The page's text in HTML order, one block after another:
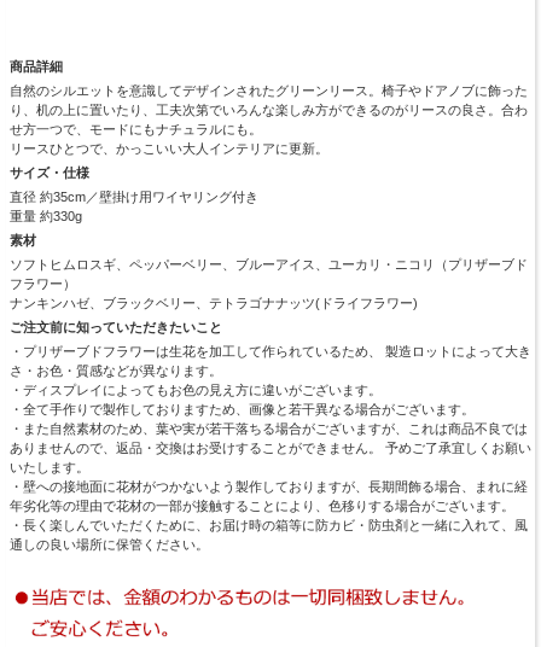
商品詳細
自然のシルエットを意識してデザインされたグリーンリース。椅子やドアノブに飾った
り、机の上に置いたり、工夫次第でいろんな楽しみ方ができるのがリースの良さ。合わ
せ方一つで、モードにもナチュラルにも。
リースひとつで、かっこいい大人インテリアに更新。
サイズ・仕様
直径 約35cm／壁掛け用ワイヤリング付き
重量 約330g
素材
ソフトヒムロスギ、ペッパーベリー、ブルーアイス、ユーカリ・ニコリ（プリザーブド
フラワー）
ナンキンハゼ、ブラックベリー、テトラゴナナッツ(ドライフラワー)
ご注文前に知っていただきたいこと
・プリザーブドフラワーは生花を加工して作られているため、 製造ロットによって大き
さ・お色・質感などが異なります。
・ディスプレイによってもお色の見え方に違いがございます。
・全て手作りで製作しておりますため、画像と若干異なる場合がございます。
・また自然素材のため、葉や実が若干落ちる場合がございますが、これは商品不良では
ありませんので、返品・交換はお受けすることができません。 予めご了承宜しくお願い
いたします。
・壁への接地面に花材がつかないよう製作しておりますが、長期間飾る場合、まれに経
年劣化等の理由で花材の一部が接触することにより、色移りする場合がございます。
・長く楽しんでいただくために、お届け時の箱等に防カビ・防虫剤と一緒に入れて、風
通しの良い場所に保管ください。